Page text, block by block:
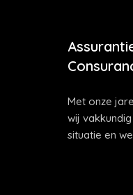
Met onze
wij
situatie en